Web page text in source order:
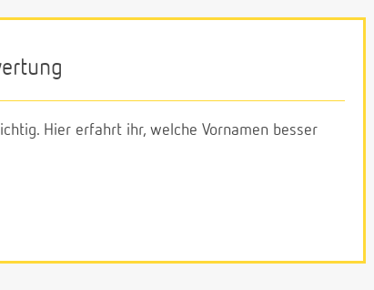
Hier erfahrt ihr, welche Vornamen besser